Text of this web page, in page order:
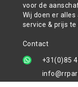
voor de
Wij doen er
service & prijs te
Contact
+31(0)85